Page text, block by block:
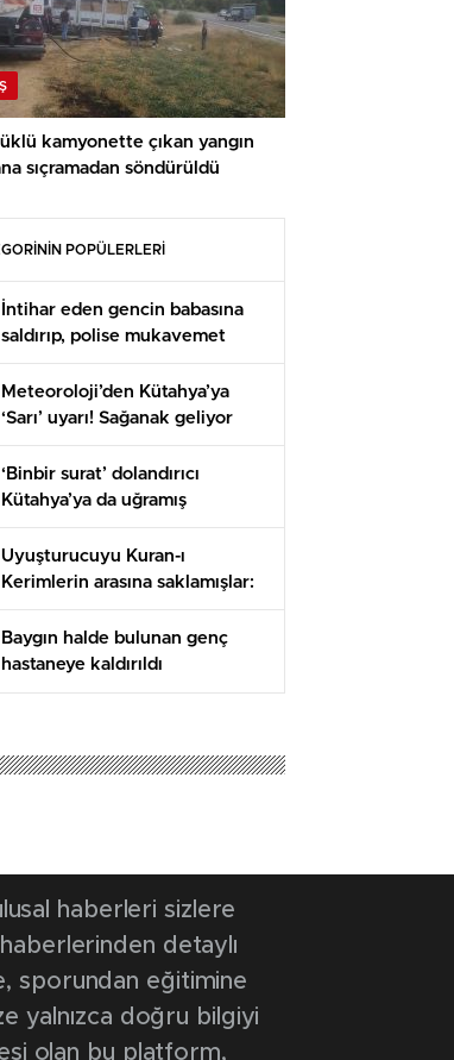
kamyonette çıkan yangın
sıçramadan söndürüldü
POPÜLERLERİ
İntihar eden gencin babasına
saldırıp, polise mukavemet
eden 6 şüpheli gözaltına alındı
Meteoroloji’den Kütahya’ya
‘Sarı’ uyarı! Sağanak geliyor
‘Binbir surat’ dolandırıcı
Kütahya’ya da uğramış
Uyuşturucuyu Kuran-ı
Kerimlerin arasına saklamışlar:
5 tutuklama
Baygın halde bulunan genç
hastaneye kaldırıldı